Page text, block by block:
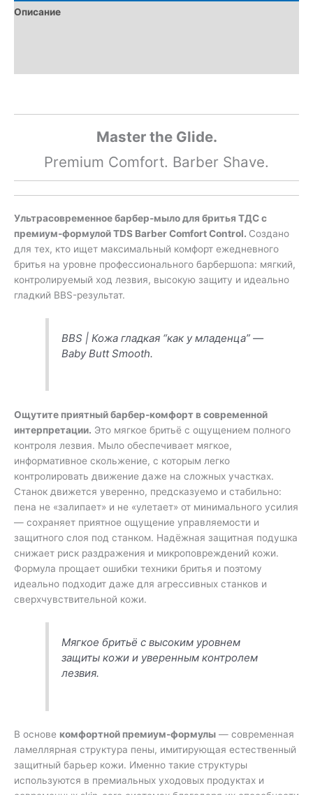
(f:TDS
Описание
Master the Glide.
Premium Comfort. Barber Shave.
Ультрасовременное барбер-мыло для бритья ТДС с
премиум-формулой TDS Barber Comfort Control. Создано
для тех, кто ищет максимальный комфорт ежедневного
бритья на уровне профессионального барбершопа: мягкий,
контролируемый ход лезвия, высокую защиту и идеально
гладкий BBS-результат.
BBS | Кожа гладкая “как у младенца” —
Baby Butt Smooth.
Ощутите приятный барбер-комфорт в современной
интерпретации. Это мягкое бритьё с ощущением полного
контроля лезвия. Мыло обеспечивает мягкое,
информативное скольжение, с которым легко
контролировать движение даже на сложных участках.
Станок движется уверенно, предсказуемо и стабильно:
пена не «залипает» и не «улетает» от минимального усилия
— сохраняет приятное ощущение управляемости и
защитного слоя под станком. Надёжная защитная подушка
снижает риск раздражения и микроповреждений кожи.
Формула прощает ошибки техники бритья и поэтому
идеально подходит даже для агрессивных станков и
сверхчувствительной кожи.
Мягкое бритьё с высоким уровнем
защиты кожи и уверенным контролем
лезвия.
В основе комфортной премиум-формулы — современная
ламеллярная структура пены, имитирующая естественный
защитный барьер кожи. Именно такие структуры
используются в премиальных уходовых продуктах и